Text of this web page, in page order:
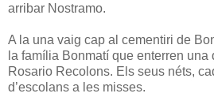
arribar Nostramo.
A la una vaig cap al cementiri de
la família Bonmatí que enterren una
Rosario Recolons. Els seus néts,
d’escolans a les misses.